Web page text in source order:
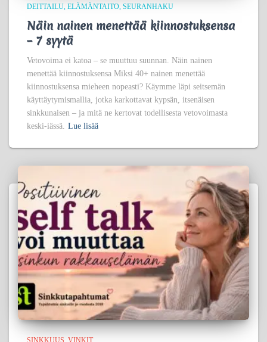
DEITTAILU ELÄMÄNTAITO SEURANHAKU
Näin nainen menettää kiinnostuksensa
– 7 syytä
Vetovoima ei katoa – se muuttuu suunnan. Näin nainen
menettää kiinnostuksensa Miksi 40+ nainen menettää
kiinnostuksensa mieheen nopeasti? Käymme läpi seitsemän
käyttäytymismallia, jotka karkottavat kypsän, itsenäisen
sinkkunaisen – ja mitä ne kertovat todellisesta vetovoimasta
keski-iässä.
Lue lisää
SINKKUUS VINKIT